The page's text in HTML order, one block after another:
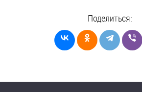
Поделиться: